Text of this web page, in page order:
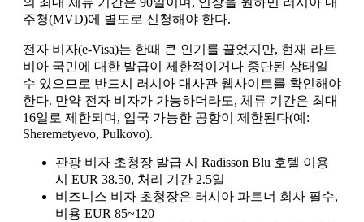
주청(MVD)에 별도로 신청해야 한다.
전자 비자(e-Visa)는 한때 큰 인기를 끌었지만, 현재 라트
비아 국민에 대한 발급이 제한적이거나 중단된 상태일
수 있으므로 반드시 러시아 대사관 웹사이트를 확인해야
한다. 만약 전자 비자가 가능하더라도, 체류 기간은 최대
16일로 제한되며, 입국 가능한 공항이 제한된다(예:
Sheremetyevo, Pulkovo).
관광 비자 초청장 발급 시 Radisson Blu 호텔 이용
시 EUR 38.50, 처리 기간 2.5일
비즈니스 비자 초청장은 러시아 파트너 회사 필수,
비용 EUR 85~120